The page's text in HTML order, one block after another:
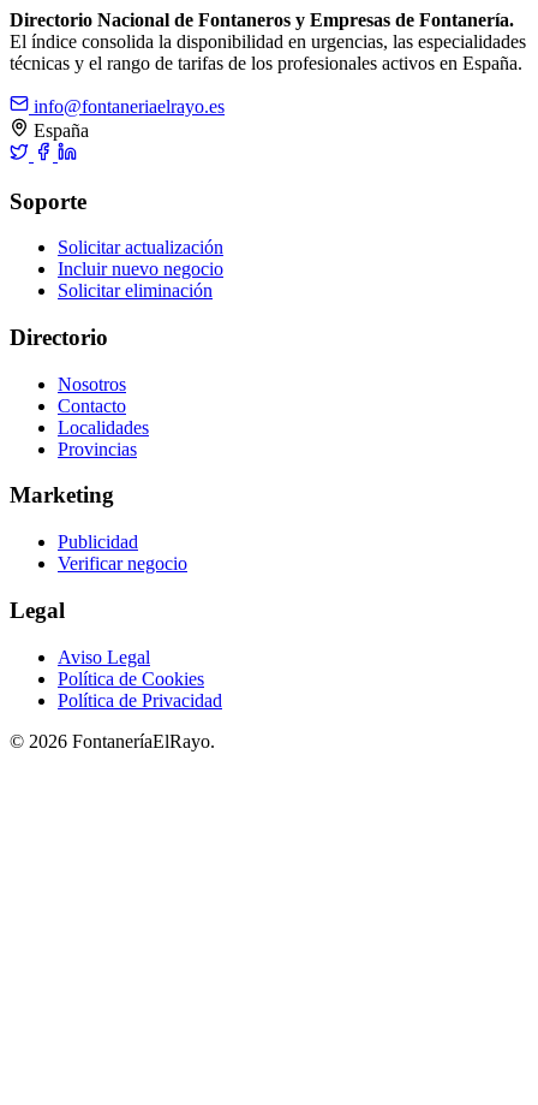
Directorio Nacional de Fontaneros y Empresas de Fontanería.
El índice consolida la disponibilidad en urgencias, las especialidades
técnicas y el rango de tarifas de los profesionales activos en España.
info@fontaneriaelrayo.es
España
Soporte
Solicitar actualización
Incluir nuevo negocio
Solicitar eliminación
Directorio
Nosotros
Contacto
Localidades
Provincias
Marketing
Publicidad
Verificar negocio
Legal
Aviso Legal
Política de Cookies
Política de Privacidad
© 2026 FontaneríaElRayo.